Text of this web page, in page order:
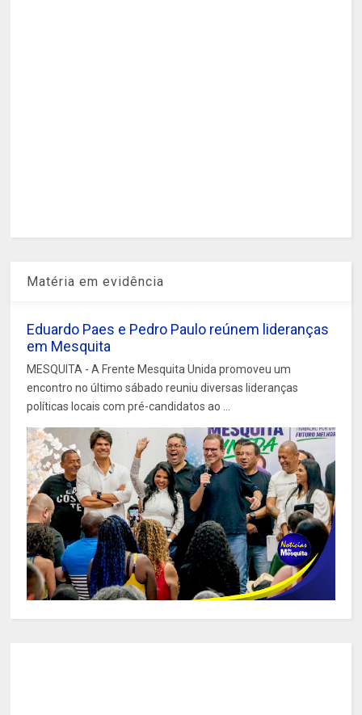
Matéria em evidência
Eduardo Paes e Pedro Paulo reúnem lideranças
em Mesquita
MESQUITA - A Frente Mesquita Unida promoveu um
encontro no último sábado reuniu diversas lideranças
políticas locais com pré-candidatos ao ...